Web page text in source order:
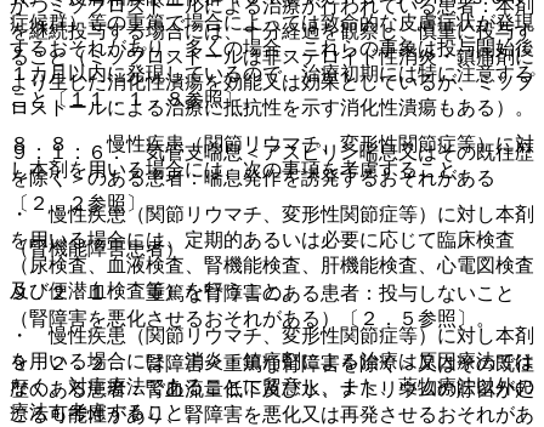
かつミソプロストールによる治療が行われている患者：本剤
を継続投与する場合には、十分経過を観察し、慎重に投与す
ること（ミソプロストールは非ステロイド性消炎・鎮痛剤に
より生じた消化性潰瘍を効能又は効果としているが、ミソプ
ロストールによる治療に抵抗性を示す消化性潰瘍もある）。
９．１．６． 気管支喘息＜アスピリン喘息又はその既往歴
を除く＞のある患者：喘息発作を誘発するおそれがある
〔２．２参照〕。
（腎機能障害患者）
９．２．１． 重篤な腎障害のある患者：投与しないこと
（腎障害を悪化させるおそれがある）〔２．５参照〕。
９．２．２． 腎障害＜重篤な腎障害を除く＞又はその既往
歴のある患者：腎血流量低下及び水、ナトリウムの貯留が起
こる可能性があり、腎障害を悪化又は再発させるおそれがあ
症候群）等の重篤で場合によっては致命的な皮膚症状が発現
するおそれがあり、多くの場合、これらの事象は投与開始後
１カ月以内に発現しているので、治療初期には特に注意する
こと〔１１．１．８参照〕。
８．８． 慢性疾患（関節リウマチ、変形性関節症等）に対
し本剤を用いる場合には、次の事項を考慮すること。
・ 慢性疾患（関節リウマチ、変形性関節症等）に対し本剤
を用いる場合には、定期的あるいは必要に応じて臨床検査
（尿検査、血液検査、腎機能検査、肝機能検査、心電図検査
及び便潜血検査等）を行うこと。
・ 慢性疾患（関節リウマチ、変形性関節症等）に対し本剤
を用いる場合には、消炎・鎮痛剤による治療は原因療法では
なく、対症療法であることに留意し、また、薬物療法以外の
療法も考慮すること。